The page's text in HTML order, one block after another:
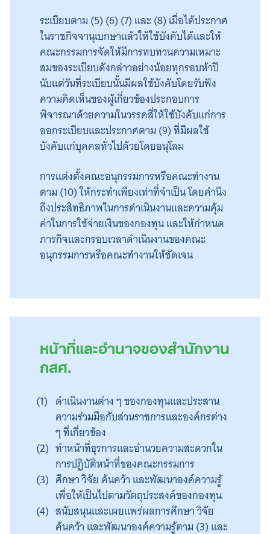
ระเบียบตาม (5) (6) (7) และ (8) เมื่อได้ประกาศ
ในราชกิจจานุเบกษาแล้วให้ใช้บังคับได้และให้
คณะกรรมการจัดให้มีการทบทวนความเหมาะ
สมของระเบียบดังกล่าวอย่างน้อยทุกรอบห้าปี
นับแต่วันที่ระเบียบนั้นมีผลใช้บังคับโดยรับฟัง
ความคิดเห็นของผู้เกี่ยวข้องประกอบการ
พิจารณาด้วยความในวรรคสี่ให้ใช้บังคับแก่การ
ออกระเบียบและประกาศตาม (9) ที่มีผลใช้
บังคับแก่บุคคลทั่วไปด้วยโดยอนุโลม
การแต่งตั้งคณะอนุกรรมการหรือคณะทำงาน
ตาม (10) ให้กระทำเพียงเท่าที่จำเป็น โดยคำนึง
ถึงประสิทธิภาพในการดำเนินงานและความคุ้ม
ค่าในการใช้จ่ายเงินของกองทุน และให้กำหนด
ภารกิจและกรอบเวลาดำเนินงานของคณะ
อนุกรรมการหรือคณะทำงานให้ชัดเจน
หน้าที่และอำนาจของสำนักงาน
กสศ.
ดำเนินงานต่าง ๆ ของกองทุนและประสาน
ความร่วมมือกับส่วนราชการและองค์กรต่าง
ๆ ที่เกี่ยวข้อง
ทำหน้าที่ธุรการและอำนวยความสะดวกใน
การปฏิบัติหน้าที่ของคณะกรรมการ
ศึกษา วิจัย ค้นคว้า และพัฒนาองค์ความรู้
เพื่อให้เป็นไปตามวัตถุประสงค์ของกองทุน
สนับสนุนและเผยแพร่ผลการศึกษา วิจัย
ค้นคว้า และพัฒนาองค์ความรู้ตาม (3) และ